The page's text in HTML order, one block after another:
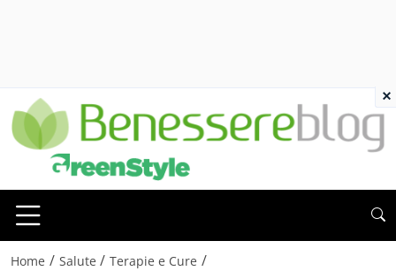
Home / Salute / Terapie e Cure /
×